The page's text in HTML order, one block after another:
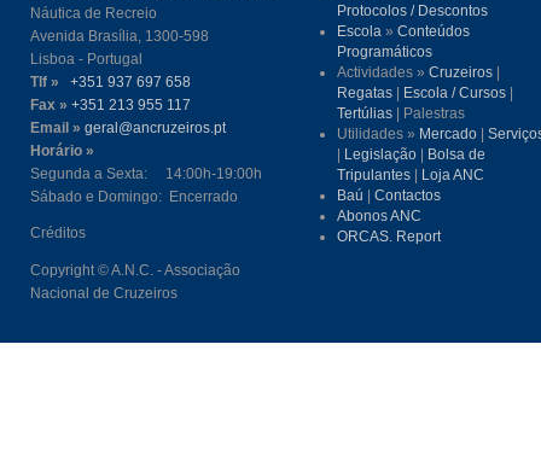
Náutica de Recreio
Avenida Brasília, 1300-598
Lisboa - Portugal
Tlf »
+351 937 697 658
Fax » +351 213 955 117
Email » geral@ancruzeiros.pt
Horário »
Segunda a Sexta: 14:00h-19:00h
Sábado e Domingo: Encerrado
Créditos
Copyright © A.N.C. - Associação
Nacional de Cruzeiros
Protocolos / Descontos
Escola »Conteúdos
Programáticos
Actividades »Cruzeiros |
Regatas | Escola / Cursos |
Tertúlias | Palestras
Utilidades » Mercado |
| Legislação | Bolsa de
Tripulantes | Loja ANC
Baú |Contactos
Abonos ANC
ORCAS. Report